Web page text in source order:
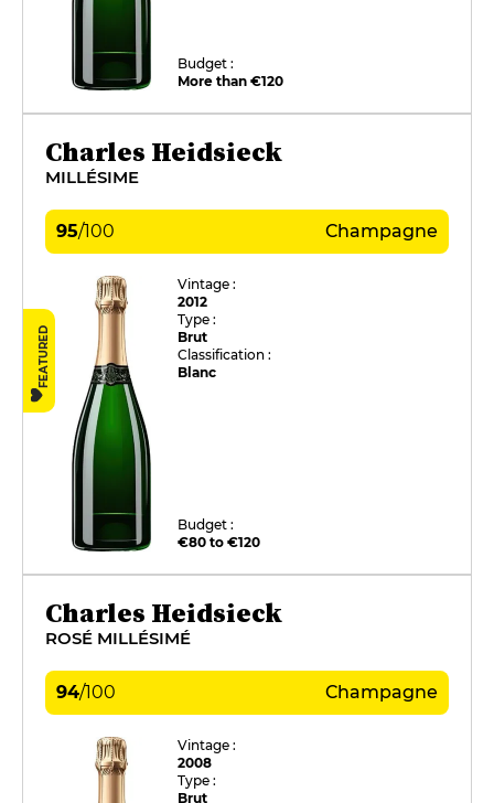
Budget :
More than €120
Charles Heidsieck
MILLÉSIME
95/100 Champagne
FEATURED
Vintage :
2012
Type :
Brut
Classification :
Blanc
Budget :
€80 to €120
Charles Heidsieck
ROSÉ MILLÉSIMÉ
94/100 Champagne
Vintage :
2008
Type :
Brut